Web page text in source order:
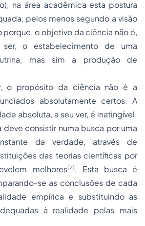
na área acadêmica esta postura
pelos menos segundo a visão
porque, o objetivo da ciência não é,
o estabelecimento de uma
mas sim a produção de
o propósito da ciência não é a
absolutamente certos. A
absoluta, a seu ver, é inatingível.
deve consistir numa busca por uma
da verdade, através de
das teorias científicas por
melhores[2]. Esta busca é
se as conclusões de cada
empírica e substituindo as
à realidade pelas mais